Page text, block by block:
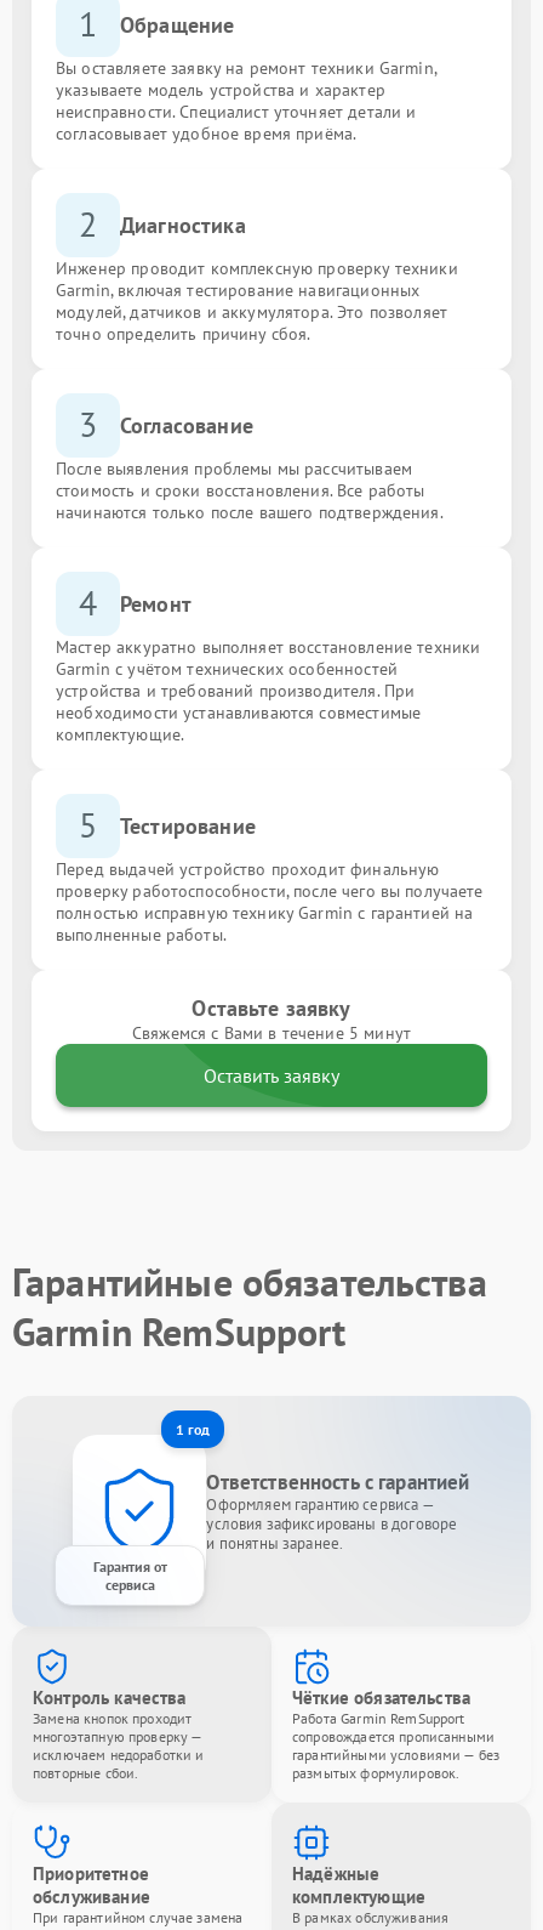
1 Обращение
Вы оставляете заявку на ремонт техники Garmin,
указываете модель устройства и характер
неисправности. Специалист уточняет детали и
согласовывает удобное время приёма.
2 Диагностика
Инженер проводит комплексную проверку техники
Garmin, включая тестирование навигационных
модулей, датчиков и аккумулятора. Это позволяет
точно определить причину сбоя.
3 Согласование
После выявления проблемы мы рассчитываем
стоимость и сроки восстановления. Все работы
начинаются только после вашего подтверждения.
4 Ремонт
Мастер аккуратно выполняет восстановление техники
Garmin с учётом технических особенностей
устройства и требований производителя. При
необходимости устанавливаются совместимые
комплектующие.
5 Тестирование
Перед выдачей устройство проходит финальную
проверку работоспособности, после чего вы получаете
полностью исправную технику Garmin с гарантией на
выполненные работы.
Оставьте заявку
Свяжемся с Вами в течение 5 минут
Оставить заявку
Гарантийные обязательства
Garmin RemSupport
1 год
Гарантия от
сервиса
Ответственность с гарантией
Оформляем гарантию сервиса —
условия зафиксированы в договоре
и понятны заранее.
Контроль качества
Замена кнопок проходит
многоэтапную проверку —
исключаем недоработки и
повторные сбои.
Чёткие обязательства
Работа Garmin RemSupport
сопровождается прописанными
гарантийными условиями — без
размытых формулировок.
Приоритетное
обслуживание
При гарантийном случае замена
Надёжные
комплектующие
В рамках обслуживания